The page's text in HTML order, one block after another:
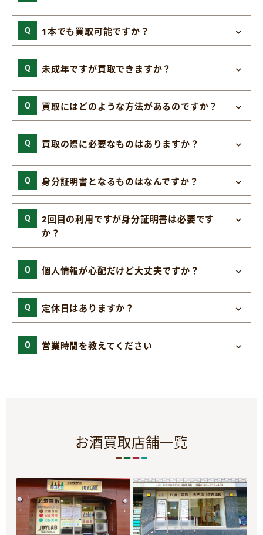
1本でも買取可能ですか？
未成年ですが買取できますか？
買取にはどのような方法があるのですか？
買取の際に必要なものはありますか？
身分証明書となるものはなんですか？
2回目の利用ですが身分証明書は必要です
か？
個人情報が心配だけど大丈夫ですか？
定休日はありますか？
営業時間を教えてください
お酒買取店舗一覧